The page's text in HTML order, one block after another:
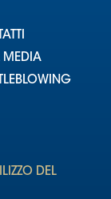
MEDIA
DEL